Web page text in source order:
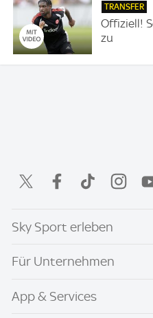
TRANSFER
Offiziell!
zu
Sky Sport erleben
Für Unternehmen
App & Services